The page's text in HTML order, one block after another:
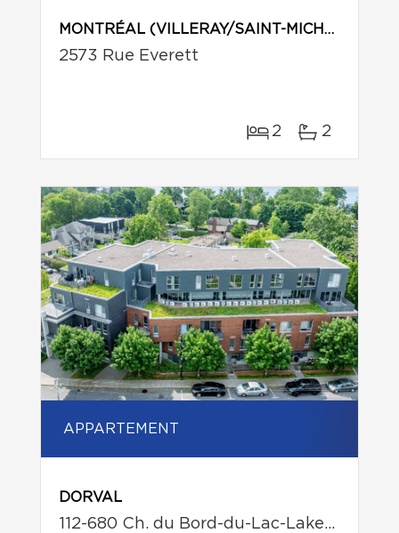
MONTRÉAL (VILLERAY/SAINT-MICHEL/PARC-EXTENSION)
2573 Rue Everett
2 2
APPARTEMENT
DORVAL
112-680 Ch. du Bord-du-Lac-Lakeshore